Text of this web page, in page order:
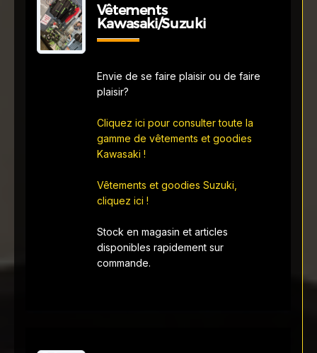
Vêtements
Kawasaki/Suzuki
Envie de se faire plaisir ou de faire
plaisir?
Cliquez ici pour consulter toute la
gamme de vêtements et goodies
Kawasaki !
Vêtements et goodies Suzuki,
cliquez ici !
Stock en magasin et articles
disponibles rapidement sur
commande.